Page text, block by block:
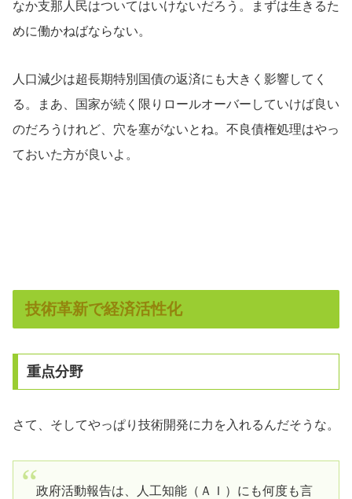
なか支那人民はついてはいけないだろう。まずは生きるた
めに働かねばならない。
人口減少は超長期特別国債の返済にも大きく影響してく
る。まあ、国家が続く限りロールオーバーしていけば良い
のだろうけれど、穴を塞がないとね。不良債権処理はやっ
ておいた方が良いよ。
技術革新で経済活性化
重点分野
さて、そしてやっぱり技術開発に力を入れるんだそうな。
政府活動報告は、人工知能（ＡＩ）にも何度も言